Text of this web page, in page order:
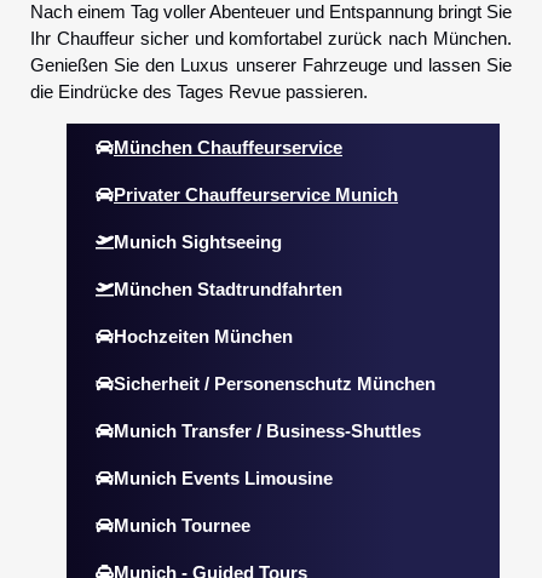
Nach einem Tag voller Abenteuer und Entspannung bringt Sie
Ihr Chauffeur sicher und komfortabel zurück nach München.
Genießen Sie den Luxus unserer Fahrzeuge und lassen Sie
die Eindrücke des Tages Revue passieren.
München Chauffeurservice
Privater Chauffeurservice Munich
Munich Sightseeing
München Stadtrundfahrten
Hochzeiten München
Sicherheit / Personenschutz München
Munich Transfer / Business-Shuttles
Munich Events Limousine
Munich Tournee
Munich - Guided Tours